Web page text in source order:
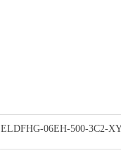
ELDFHG-06EH-500-3C2-